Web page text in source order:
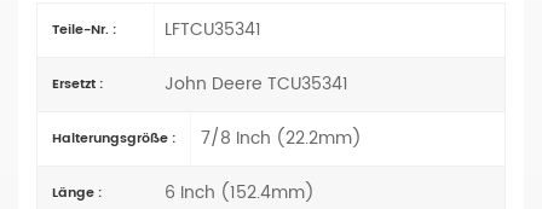
Teile-Nr. : LFTCU35341
Ersetzt : John Deere TCU35341
Halterungsgröße : 7/8 Inch (22.2mm)
Länge : 6 Inch (152.4mm)